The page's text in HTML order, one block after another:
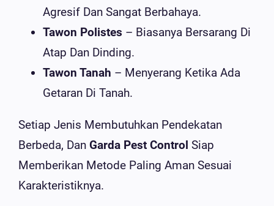
Agresif Dan Sangat Berbahaya.
Tawon Polistes – Biasanya Bersarang Di
Atap Dan Dinding.
Tawon Tanah – Menyerang Ketika Ada
Getaran Di Tanah.
Setiap Jenis Membutuhkan Pendekatan
Berbeda, Dan Garda Pest Control Siap
Memberikan Metode Paling Aman Sesuai
Karakteristiknya.